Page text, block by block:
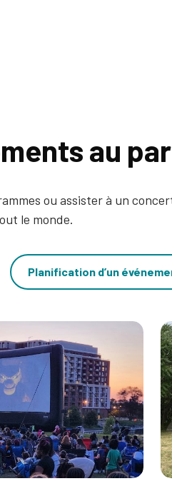
au
ou assister à un
le monde.
Planification d’un